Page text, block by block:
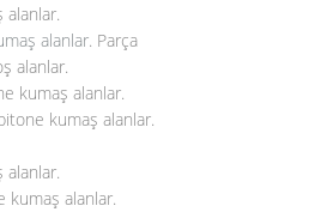
alanlar.
alanlar. Parça
alanlar.
kumaş alanlar.
kumaş alanlar.
alanlar.
kumaş alanlar.